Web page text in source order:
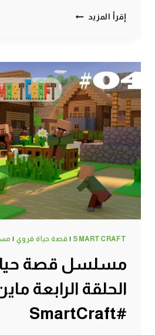
إقرأ المزيد مسلسل
–
الحلقة
الخامسة
الأخيرة
ماين
كرافت
#SMARTCRAFT
SMARTCRAFT
| قصة حياة قروي |
مسلسل قصة
الحلقة الرابعة
#SmartCraft